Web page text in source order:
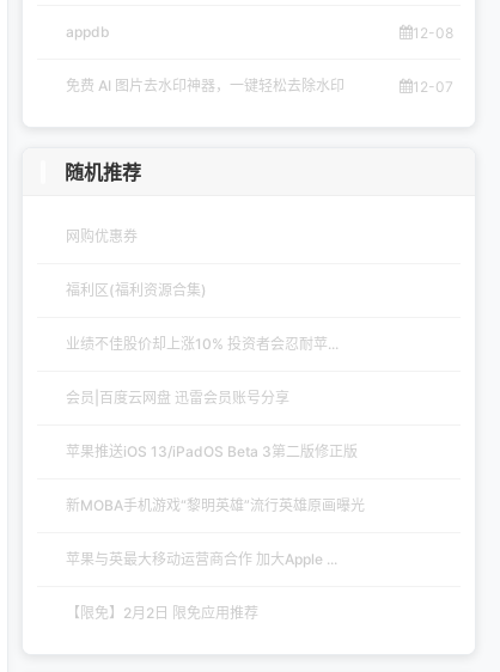
appdb 12-08
免费 AI 图片去水印神器，一键轻松去除水印 12-07
随机推荐
网购优惠券
福利区(福利资源合集)
业绩不佳股价却上涨10% 投资者会忍耐苹...
会员|百度云网盘 迅雷会员账号分享
苹果推送iOS 13/iPadOS Beta 3第二版修正版
新MOBA手机游戏“黎明英雄”流行英雄原画曝光
苹果与英最大移动运营商合作 加大Apple ...
【限免】2月2日 限免应用推荐